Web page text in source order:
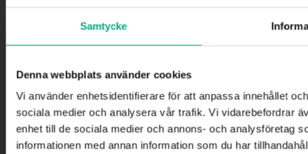
Samtycke
Denna webbplats använder cookies
Vi använder enhetsidentifierare för att anpassa innehållet
sociala medier och analysera vår trafik. Vi vidarebefordrar
enhet till de sociala medier och annons- och analysföretag
informationen med annan information som du har
medlem i Fastigo.Om du redan är inloggad och ändå inte kommer åt
ett visst material är det för att du saknar behörighet till den sidan eller
filen.
Du loggar in med din e-postadress och lösenord.